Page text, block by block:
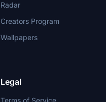
Radar
Creators Program
Wallpapers
Legal
Terms of Service